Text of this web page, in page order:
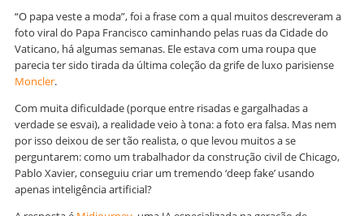
“O papa veste a moda”, foi a frase com a qual muitos descreveram a
foto viral do Papa Francisco caminhando pelas ruas da Cidade do
Vaticano, há algumas semanas. Ele estava com uma roupa que
parecia ter sido tirada da última coleção da grife de luxo parisiense
Moncler.
Com muita dificuldade (porque entre risadas e gargalhadas a
verdade se esvai), a realidade veio à tona: a foto era falsa. Mas nem
por isso deixou de ser tão realista, o que levou muitos a se
perguntarem: como um trabalhador da construção civil de Chicago,
Pablo Xavier, conseguiu criar um tremendo ‘deep fake’ usando
apenas inteligência artificial?